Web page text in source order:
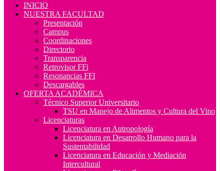
INICIO
NUESTRA FACULTAD
Presentación
Campus
Coordinaciones
Directorio
Transparencia
Retrovisor FFi
Resonancias FFI
Descargables
OFERTA ACADÉMICA
Técnico Superior Universitario
TSU en Manejo de Alimentos y Cultura del Vino
Licenciaturas
Licenciatura en Antropología
Licenciatura en Desarrollo Humano para la
Sustentabilidad
Licenciatura en Educación y Mediación
Intercultural